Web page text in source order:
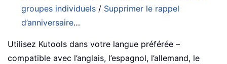
groupes individuels / Supprimer le rappel
d’anniversaire…
Utilisez Kutools dans votre langue préférée –
compatible avec l’anglais, l’espagnol, l’allemand, le